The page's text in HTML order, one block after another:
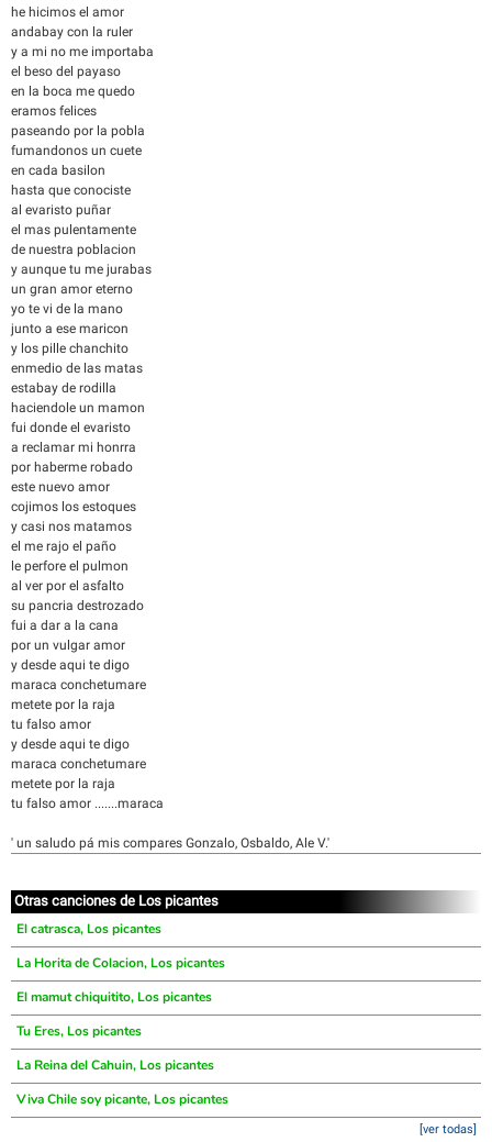
he hicimos el amor
andabay con la ruler
y a mi no me importaba
el beso del payaso
en la boca me quedo
eramos felices
paseando por la pobla
fumandonos un cuete
en cada basilon
hasta que conociste
al evaristo puñar
el mas pulentamente
de nuestra poblacion
y aunque tu me jurabas
un gran amor eterno
yo te vi de la mano
junto a ese maricon
y los pille chanchito
enmedio de las matas
estabay de rodilla
haciendole un mamon
fui donde el evaristo
a reclamar mi honrra
por haberme robado
este nuevo amor
cojimos los estoques
y casi nos matamos
el me rajo el paño
le perfore el pulmon
al ver por el asfalto
su pancria destrozado
fui a dar a la cana
por un vulgar amor
y desde aqui te digo
maraca conchetumare
metete por la raja
tu falso amor
y desde aqui te digo
maraca conchetumare
metete por la raja
tu falso amor .......maraca
' un saludo pá mis compares Gonzalo, Osbaldo, Ale V.'
Otras canciones de Los picantes
El catrasca, Los picantes
La Horita de Colacion, Los picantes
El mamut chiquitito, Los picantes
Tu Eres, Los picantes
La Reina del Cahuin, Los picantes
Viva Chile soy picante, Los picantes
[ver todas]